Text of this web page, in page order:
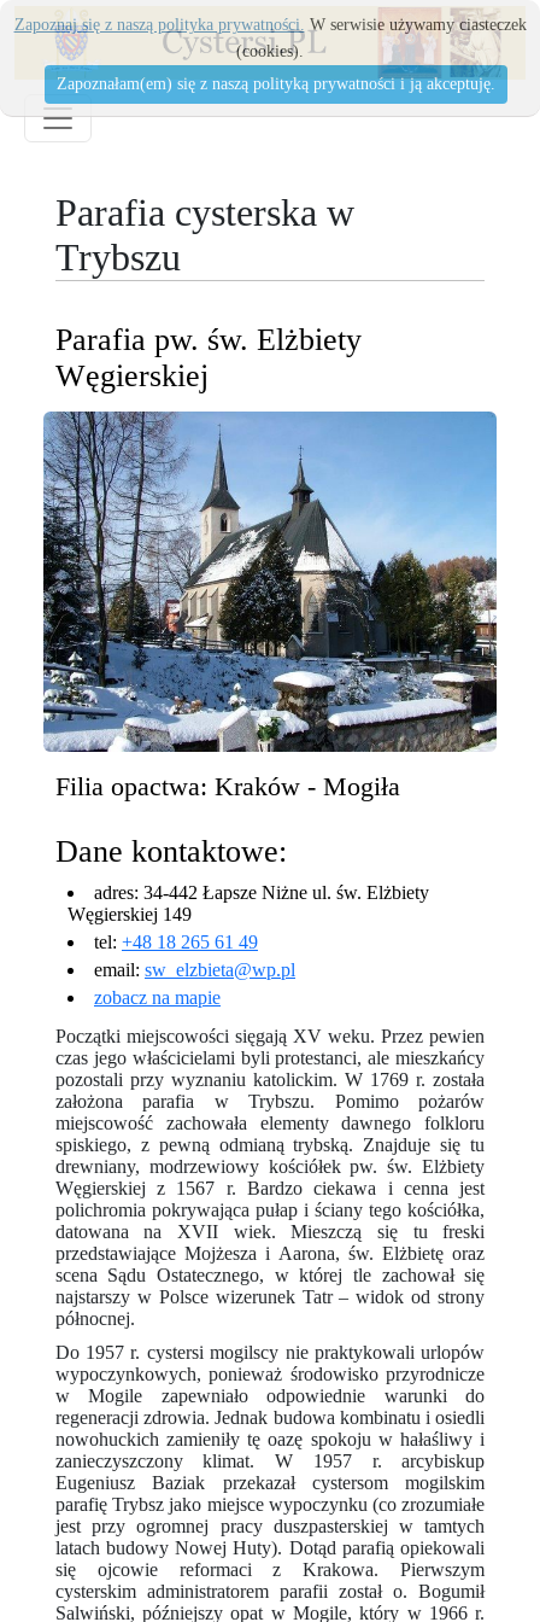
Parafia cysterska w
Trybszu
Parafia pw. św. Elżbiety
Węgierskiej
Filia opactwa: Kraków - Mogiła
Dane kontaktowe:
adres: 34-442 Łapsze Niżne ul. św. Elżbiety
Węgierskiej 149
tel: +48 18 265 61 49
email: sw_elzbieta@wp.pl
zobacz na mapie
Początki miejscowości sięgają XV weku. Przez pewien
czas jego właścicielami byli protestanci, ale mieszkańcy
pozostali przy wyznaniu katolickim. W 1769 r. została
założona parafia w Trybszu. Pomimo pożarów
miejscowość zachowała elementy dawnego folkloru
spiskiego, z pewną odmianą trybską. Znajduje się tu
drewniany, modrzewiowy kościółek pw. św. Elżbiety
Węgierskiej z 1567 r. Bardzo ciekawa i cenna jest
polichromia pokrywająca pułap i ściany tego kościółka,
datowana na XVII wiek. Mieszczą się tu freski
przedstawiające Mojżesza i Aarona, św. Elżbietę oraz
scena Sądu Ostatecznego, w której tle zachował się
najstarszy w Polsce wizerunek Tatr – widok od strony
północnej.
Do 1957 r. cystersi mogilscy nie praktykowali urlopów
wypoczynkowych, ponieważ środowisko przyrodnicze
w Mogile zapewniało odpowiednie warunki do
regeneracji zdrowia. Jednak budowa kombinatu i osiedli
nowohuckich zamieniły tę oazę spokoju w hałaśliwy i
zanieczyszczony klimat. W 1957 r. arcybiskup
Eugeniusz Baziak przekazał cystersom mogilskim
parafię Trybsz jako miejsce wypoczynku (co zrozumiałe
jest przy ogromnej pracy duszpasterskiej w tamtych
latach budowy Nowej Huty). Dotąd parafią opiekowali
się ojcowie reformaci z Krakowa. Pierwszym
cysterskim administratorem parafii został o. Bogumił
Salwiński, późniejszy opat w Mogile, który w 1966 r.
Zapoznaj się z naszą polityka prywatności. W serwisie używamy ciasteczek
(cookies).
Zapoznałam(em) się z naszą polityką prywatności i ją akceptuję.